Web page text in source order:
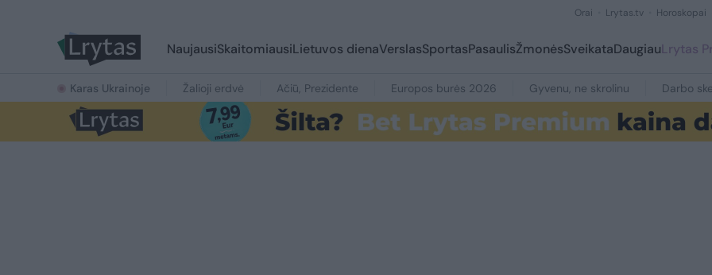
Orai Lrytas.tv Horoskopai
NaujausiSkaitomiausiLietuvos dienaVerslasSportasPasaulisŽmonėsSveikataDaugiauLrytas
Karas Ukrainoje Žalioji erdvė Ačiū, Prezidente Europos burės 2026 Gyvenu, ne skrolinu Darbo